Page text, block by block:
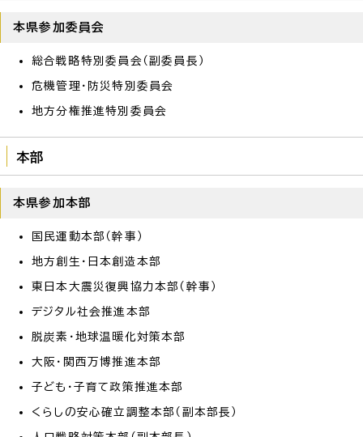
本県参加委員会
総合戦略特別委員会（副委員長）
危機管理・防災特別委員会
地方分権推進特別委員会
本部
本県参加本部
国民運動本部（幹事）
地方創生・日本創造本部
東日本大震災復興協力本部（幹事）
デジタル社会推進本部
脱炭素・地球温暖化対策本部
大阪・関西万博推進本部
子ども・子育て政策推進本部
くらしの安心確立調整本部（副本部長）